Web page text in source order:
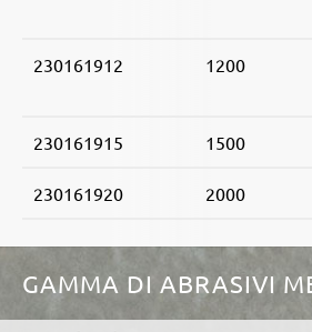
230161912 1200
230161915 1500
230161920 2000
GAMMA DI ABRASIVI